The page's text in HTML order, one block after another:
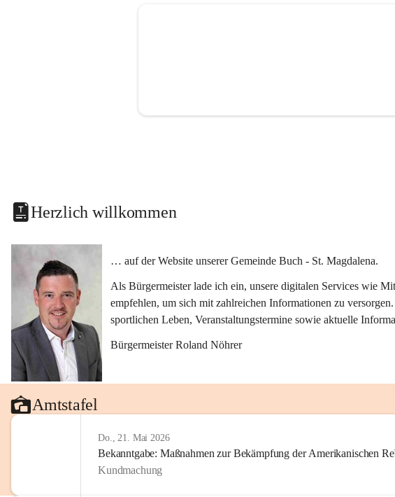
Herzlich willkommen
… auf der Website unserer Gemeinde Buch - St. Magdalena.
Als Bürgermeister lade ich ein, unsere digitalen Services wie
empfehlen, um sich mit zahlreichen Informationen zu
sportlichen Leben, Veranstaltungstermine sowie aktuelle
Bürgermeister Roland Nöhrer
Amtstafel
Do., 21. Mai 2026
Bekanntgabe: Maßnahmen zur Bekämpfung der Amerikanischen
Kundmachung